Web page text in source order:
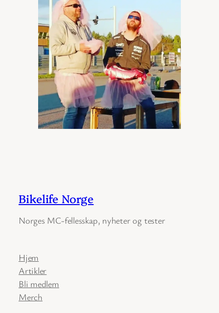
Bikelife Norge
Norges MC-fellesskap, nyheter og tester
Hjem
Artikler
Bli medlem
Merch